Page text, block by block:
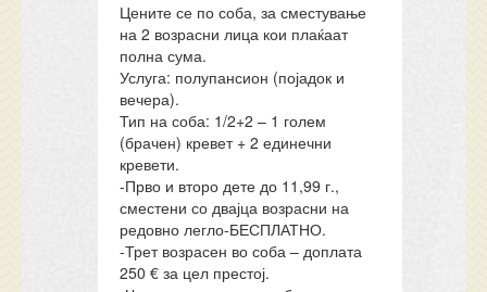
Цените се по соба, за сместување
на 2 возрасни лица кои плаќаат
полна сума.
Услуга: полупансион (појадок и
вечера).
Тип на соба: 1/2+2 – 1 голем
(брачен) кревет + 2 единечни
кревети.
-Прво и второ дете до 11,99 г.,
сместени со двајца возрасни на
редовно легло-БЕСПЛАТНО.
-Трет возрасен во соба – доплата
250 € за цел престој.